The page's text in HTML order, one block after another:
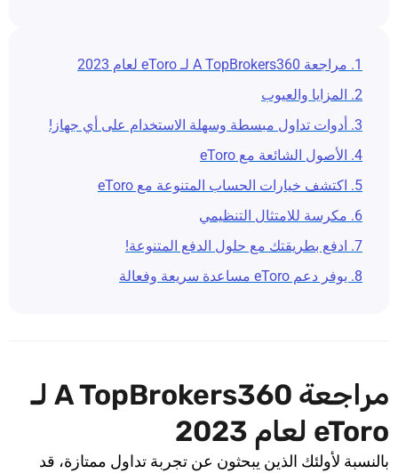
1. مراجعة A TopBrokers360 لـ eToro لعام 2023
2. المزايا والعيوب
3. أدوات تداول مبسطة وسهلة الاستخدام على أي جهاز!
4. الأصول الشائعة مع eToro
5. اكتشف خيارات الحساب المتنوعة مع eToro
6. مكرسة للامتثال التنظيمي
7. ادفع بطريقتك مع حلول الدفع المتنوعة!
8. يوفر دعم eToro مساعدة سريعة وفعالة
مراجعة A TopBrokers360 لـ
eToro لعام 2023
بالنسبة لأولئك الذين يبحثون عن تجربة تداول ممتازة، قد